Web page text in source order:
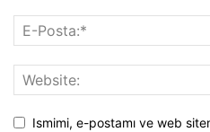
Ismimi, e-postamı ve web